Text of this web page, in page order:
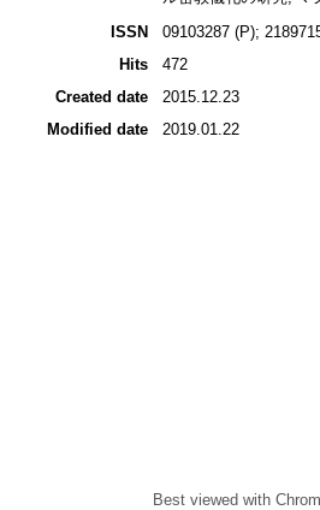
ISSN
09103287 (P);
Hits
472
Created date
2015.12.23
Modified date
2019.01.22
Best viewed with